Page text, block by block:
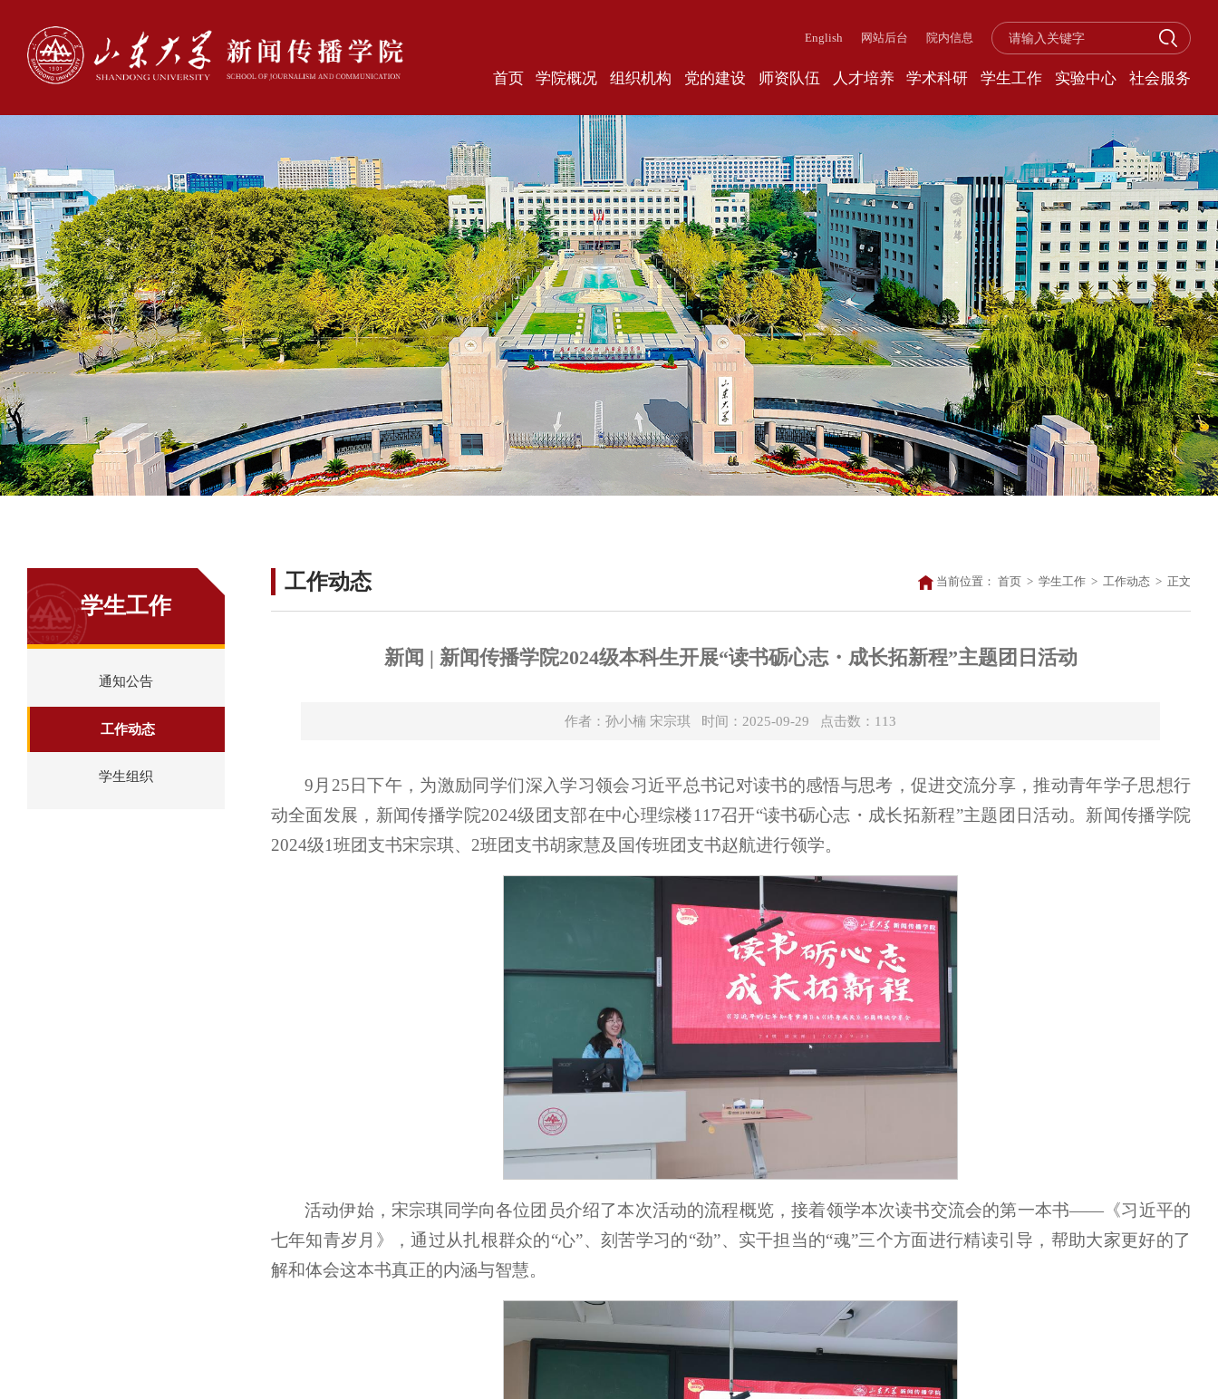
English 网站后台 院内信息
首页 学院概况 组织机构 党的建设 师资队伍 人才培养 学术科研 学生工作 实验中心 社会服务
学生工作
通知公告
工作动态
学生组织
工作动态 当前位置： 首页 > 学生工作 > 工作动态 > 正文
新闻 | 新闻传播学院2024级本科生开展“读书砺心志・成长拓新程”主题团日活动
作者：孙小楠 宋宗琪 时间：2025-09-29 点击数： 113
9月25日下午，为激励同学们深入学习领会习近平总书记对读书的感悟与思考，促进交流分享，推动青年学子思想行
动全面发展，新闻传播学院2024级团支部在中心理综楼117召开“读书砺心志・成长拓新程”主题团日活动。新闻传播学院
2024级1班团支书宋宗琪、2班团支书胡家慧及国传班团支书赵航进行领学。
活动伊始，宋宗琪同学向各位团员介绍了本次活动的流程概览，接着领学本次读书交流会的第一本书——《习近平的
七年知青岁月》，通过从扎根群众的“心”、刻苦学习的“劲”、实干担当的“魂”三个方面进行精读引导，帮助大家更好的了
解和体会这本书真正的内涵与智慧。